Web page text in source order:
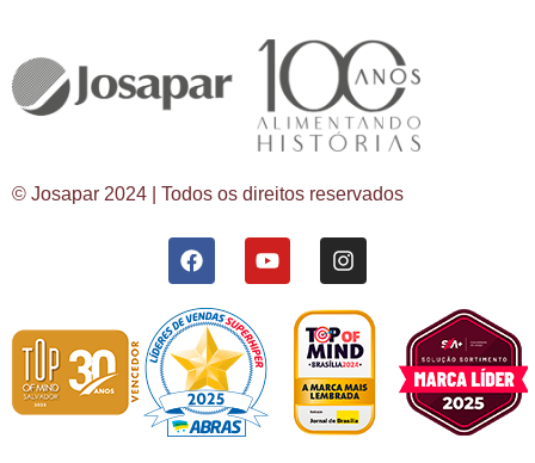
© Josapar 2024 | Todos os direitos reservados